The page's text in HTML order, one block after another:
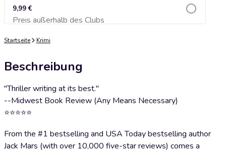
9,99 €
Preis außerhalb des ClubsZum Warenkorb hinzufügen
Startseite Krimi
Beschreibung
"Thriller writing at its best."
--Midwest Book Review (Any Means Necessary)
⭐⭐⭐⭐⭐
From the #1 bestselling and USA Today bestselling author
Jack Mars (with over 10,000 five-star reviews) comes a